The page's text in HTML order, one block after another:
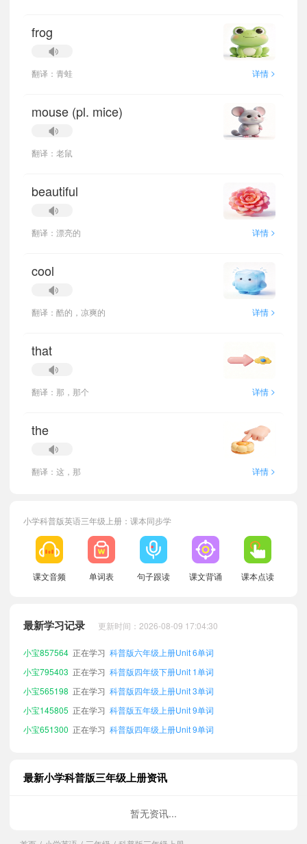
frog
翻译：青蛙 详情 >
mouse (pl. mice)
翻译：老鼠
beautiful
翻译：漂亮的 详情 >
cool
翻译：酷的，凉爽的 详情 >
that
翻译：那，那个 详情 >
the
翻译：这，那 详情 >
小学科普版英语三年级上册：课本同步学
课文音频 单词表 句子跟读 课文背诵 课本点读
最新学习记录 更新时间：2026-08-09 17:04:30
小宝771645 正在学习 科普版五年级上册Unit 12单词
小宝857564 正在学习 科普版六年级上册Unit 6单词
小宝795403 正在学习 科普版四年级下册Unit 1单词
小宝565198 正在学习 科普版四年级上册Unit 3单词
小宝145805 正在学习 科普版五年级上册Unit 9单词
小宝651300 正在学习 科普版四年级上册Unit 9单词
小宝216488 正在学习
科普版五年级上册Unit 3单词
最新小学科普版三年级上册资讯
暂无资讯...